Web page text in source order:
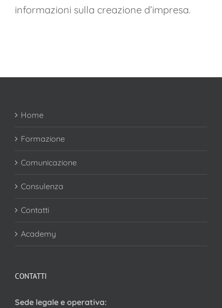
informazioni sulla creazione d’impresa.
Home
Formazione
Comunicazione
Consulenza
Contatti
Academy
CONTATTI
Sede legale e operativa: